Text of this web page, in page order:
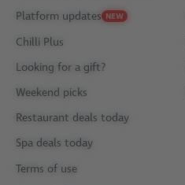
Platform updates NEW
Chilli Plus
Looking for a gift?
Weekend picks
Restaurant deals today
Spa deals today
Terms of use